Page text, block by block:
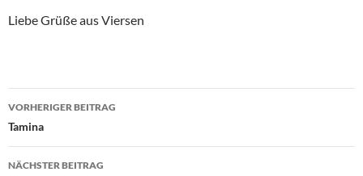
Liebe Grüße aus Viersen
Beitragsnavigation
VORHERIGER BEITRAG
Tamina
NÄCHSTER BEITRAG